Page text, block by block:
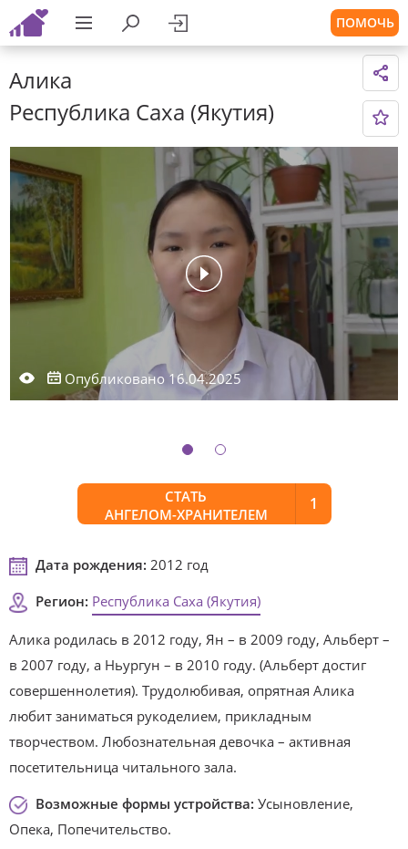
ПОМОЧЬ
Алика
Республика Саха (Якутия)
Опубликовано 16.04.2025
СТАТЬ
АНГЕЛОМ-ХРАНИТЕЛЕМ
1
Дата рождения: 2012 год
Регион: Республика Саха (Якутия)
Алика родилась в 2012 году, Ян – в 2009 году, Альберт –
в 2007 году, а Ньургун – в 2010 году. (Альберт достиг
совершеннолетия). Трудолюбивая, опрятная Алика
любит заниматься рукоделием, прикладным
творчеством. Любознательная девочка – активная
посетительница читального зала.
Возможные формы устройства: Усыновление,
Опека, Попечительство.